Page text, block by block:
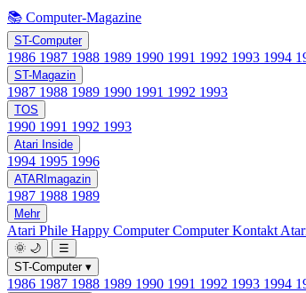
📚 Computer-Magazine
ST-Computer
1986 1987 1988 1989 1990 1991 1992 1993 1994
ST-Magazin
1987 1988 1989 1990 1991 1992 1993
TOS
1990 1991 1992 1993
Atari Inside
1994 1995 1996
ATARImagazin
1987 1988 1989
Mehr
Atari Phile Happy ComputerComputer Kontakt
🌞 🌙
☰
ST-Computer ▾
1986 1987 1988 1989 1990 1991 1992 1993 1994